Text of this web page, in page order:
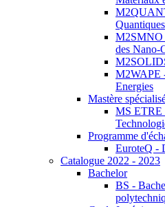
Quantiques
M2SMNO
des Nano-
M2WAPE
Energies
Mastère
MS ETRE
Programme
EuroteQ -
Catalogue 2022 - 2023
Bachelor
BS -